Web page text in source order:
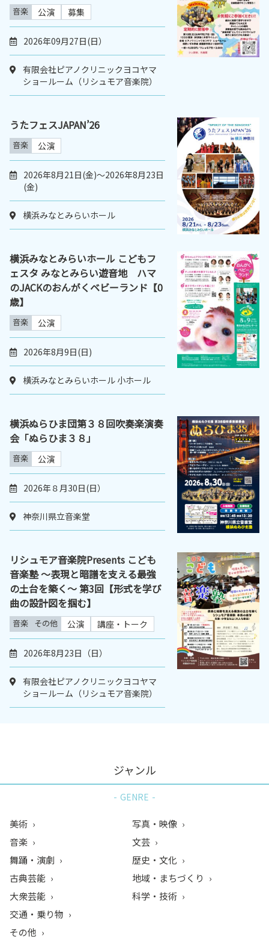
音楽 公演 募集
2026年09月27日(日）
有限会社ピアノクリニックヨコヤマ
ショールーム（リシュモア音楽院）
うたフェスJAPAN’26
音楽 公演
2026年8月21日(金)～2026年8月23日
(金)
横浜みなとみらいホール
横浜みなとみらいホール こどもフ
ェスタ みなとみらい遊音地 ハマ
のJACKのおんがくベビーランド【0
歳】
音楽 公演
2026年8月9日(日)
横浜みなとみらいホール 小ホール
横浜ぬらひま団第３８回吹奏楽演奏
会「ぬらひま３８」
音楽 公演
2026年８月30日(日）
神奈川県立音楽堂
リシュモア音楽院Presents こども
音楽塾 ～表現と暗譜を支える最強
の土台を築く～ 第3回【形式を学び
曲の設計図を掴む】
音楽 その他 公演 講座・トーク
2026年8月23日（日）
有限会社ピアノクリニックヨコヤマ
ショールーム（リシュモア音楽院）
ジャンル
GENRE
美術
音楽
舞踊・演劇
古典芸能
大衆芸能
写真・映像
文芸
歴史・文化
地域・まちづくり
科学・技術
交通・乗り物
その他